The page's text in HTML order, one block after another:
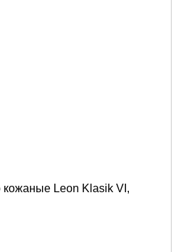
кожаные Leon Klasik VI,